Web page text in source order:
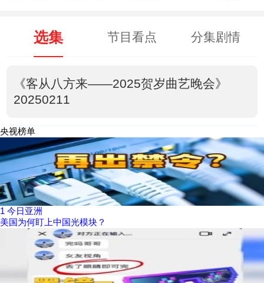
选集 节目看点 分集剧情
《客从八方来——2025贺岁曲艺晚会》
20250211
央视榜单
1 今日亚洲
美国为何盯上中国光模块？